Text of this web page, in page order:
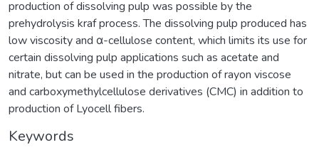
production of dissolving pulp was possible by the
prehydrolysis kraf process. The dissolving pulp produced has
low viscosity and α-cellulose content, which limits its use for
certain dissolving pulp applications such as acetate and
nitrate, but can be used in the production of rayon viscose
and carboxymethylcellulose derivatives (CMC) in addition to
production of Lyocell fibers.
Keywords